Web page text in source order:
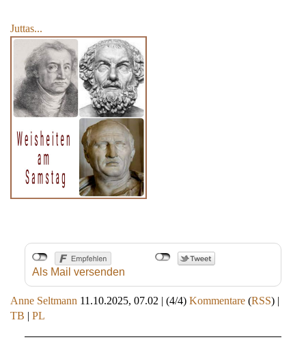
Juttas...
Als Mail versenden
Anne Seltmann 11.10.2025, 07.02 | (4/4) Kommentare (RSS) |
TB | PL